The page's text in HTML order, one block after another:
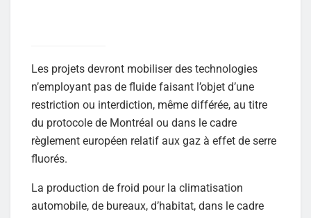
Les projets devront mobiliser des technologies
n’employant pas de fluide faisant l’objet d’une
restriction ou interdiction, même différée, au titre
du protocole de Montréal ou dans le cadre
règlement européen relatif aux gaz à effet de serre
fluorés.
La production de froid pour la climatisation
automobile, de bureaux, d’habitat, dans le cadre